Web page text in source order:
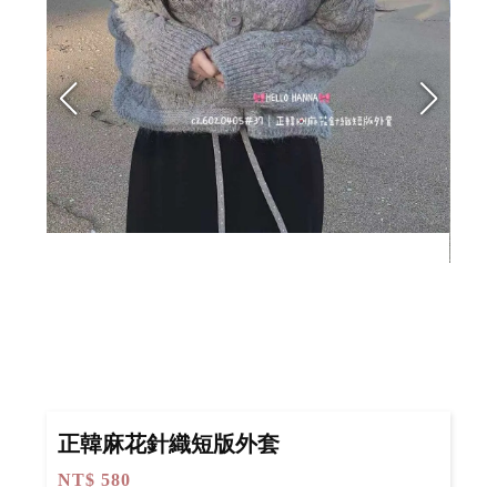
正韓麻花針織短版外套
NT$ 580